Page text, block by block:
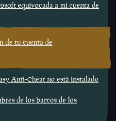
equivocada a mi cuenta de
de tu cuenta de
Anti-Cheat no está instalado
de los barcos de los